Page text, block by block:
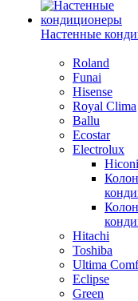
Настенные
Roland
Funai
Hisense
Royal Clima
Ballu
Ecostar
Electrolux
Hitachi
Toshiba
Ultima
Eclipse
Green